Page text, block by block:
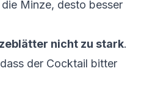
Minze, desto besser
nicht zu stark.
der Cocktail bitter